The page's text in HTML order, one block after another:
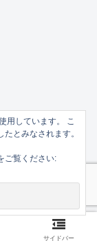
サイドバー
用しています。 こ
とみなされます。
ご覧ください: